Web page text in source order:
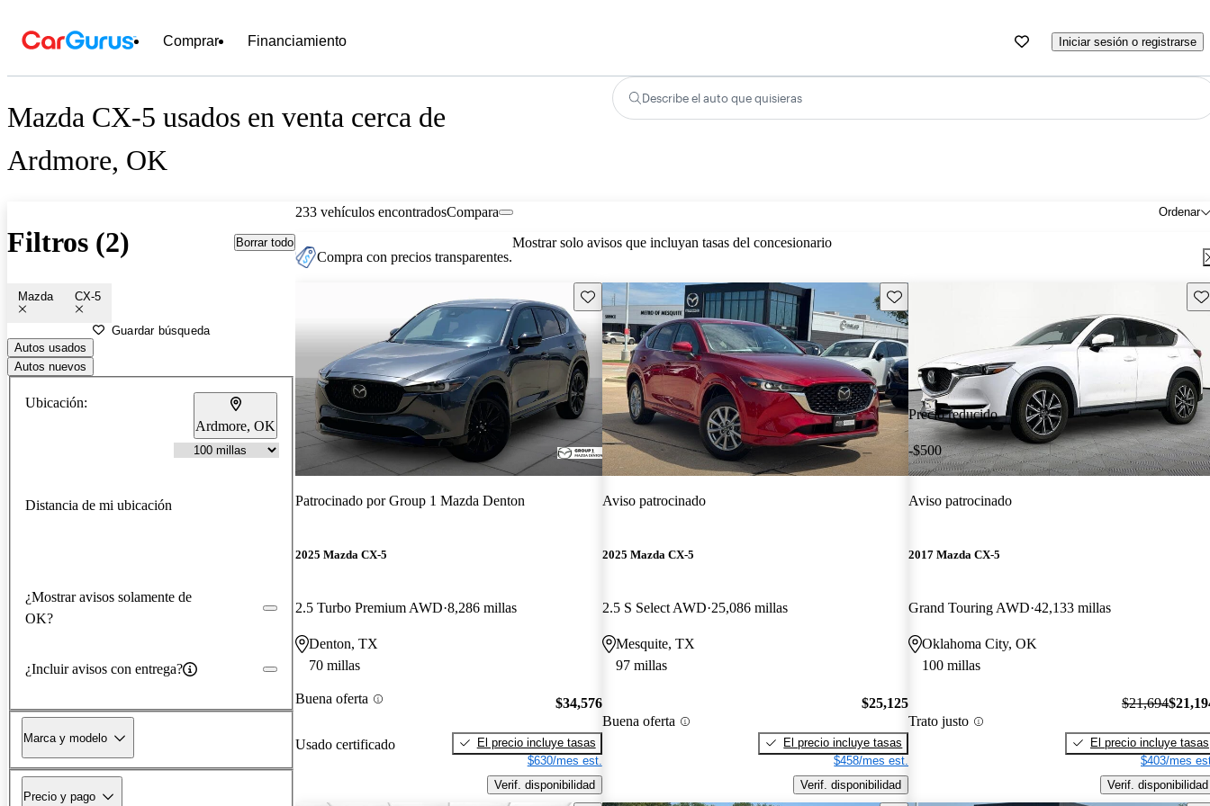
Comprar Financiamiento Iniciar sesión o registrarse
Mazda CX-5 usados en venta cerca de
Ardmore, OK
Describe el auto que quisieras
Filtros (2) Borrar todo
Mazda CX-5
Guardar búsqueda
Autos usados
Autos nuevos
Ubicación:
Ardmore, OK
Distancia de mi ubicación
¿Mostrar avisos solamente de
OK?
¿Incluir avisos con entrega?
Marca y modelo
Precio y pago
233 vehículos encontrados Ordenar
Compara
Compra con precios transparentes.
Mostrar solo avisos que incluyan tasas del concesionario
Guarda este Aviso
Patrocinado porGroup 1 Mazda Denton
2025 Mazda CX-5
2.5 Turbo Premium AWD 8,286 millas
Denton, TX
70 millas
Buena oferta
Usado certificado
$34,576
El precio incluye tasas
$630/mes est.
Verif. disponibilidad
Guarda este Aviso
Aviso patrocinado
2025 Mazda CX-5
2.5 S Select AWD 25,086 millas
Mesquite, TX
97 millas
Buena oferta
$25,125
El precio incluye tasas
$458/mes est.
Verif. disponibilidad
Precio reducido
-$500
Aviso patrocinado
2017 Mazda CX-5
Grand Touring AWD 42,133 millas
Oklahoma City, OK
100 millas
Trato justo
$21,694
El precio incluye tasas
$403/mes
Verif. disponibilidad